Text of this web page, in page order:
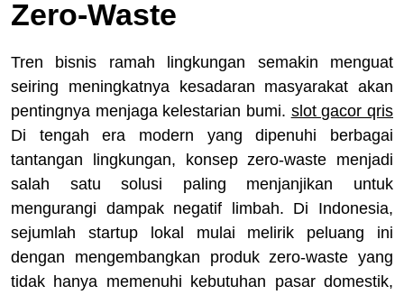
Zero-Waste
Tren bisnis ramah lingkungan semakin menguat
seiring meningkatnya kesadaran masyarakat akan
pentingnya menjaga kelestarian bumi. slot gacor qris
Di tengah era modern yang dipenuhi berbagai
tantangan lingkungan, konsep zero-waste menjadi
salah satu solusi paling menjanjikan untuk
mengurangi dampak negatif limbah. Di Indonesia,
sejumlah startup lokal mulai melirik peluang ini
dengan mengembangkan produk zero-waste yang
tidak hanya memenuhi kebutuhan pasar domestik,